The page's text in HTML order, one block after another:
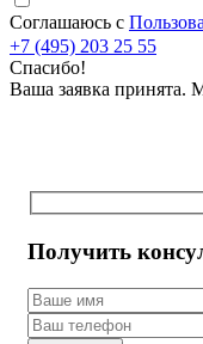
Соглашаюсь с
+7 (495) 203 25 55
Спасибо!
Ваша заявка принята.
Получить